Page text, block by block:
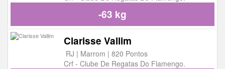
-63 kg
Clarisse Vallim
RJ | Marrom | 820 Pontos
Crf - Clube De Regatas Do Flamengo.